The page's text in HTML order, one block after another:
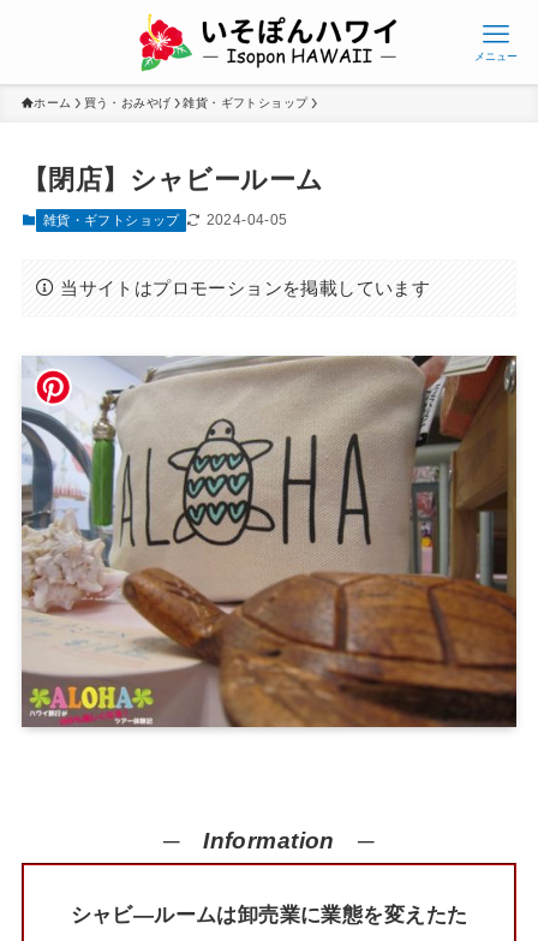
メニュー
ホーム 買う・おみやげ 雑貨・ギフトショップ
【閉店】シャビールーム
雑貨・ギフトショップ 2024-04-05
当サイトはプロモーションを掲載しています
─Information ─
シャビ―ルームは卸売業に業態を変えたた